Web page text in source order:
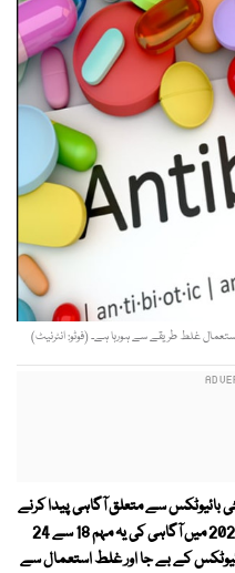
بائیوٹکس سے متعلق آگاہی پیدا کرنے
کےلیے ایک ہفتہ مختص کیا جاتا ہے۔ سال 2020 میں آگاہی کی یہ مہم 18 سے 24
کے بے جا اور غلط استعمال سے